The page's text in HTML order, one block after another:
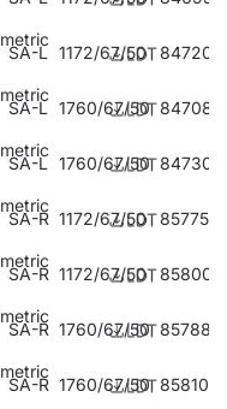
SA-L 1172/67/50 847202
SA-L 1760/67/50 847080
SA-L 1760/67/50 847301
SA-R 1172/67/50 857751
SA-R 1172/67/50 858000
SA-R 1760/67/50 857881
SA-R 1760/67/50 858109